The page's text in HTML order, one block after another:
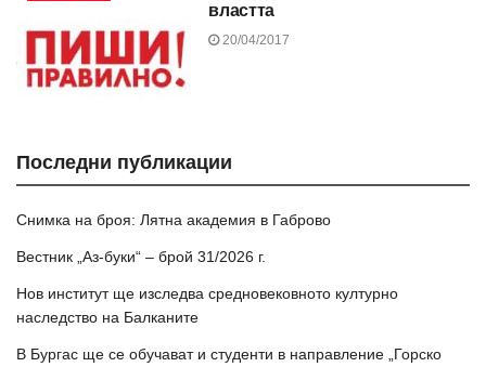
властта
20/04/2017
Последни публикации
Снимка на броя: Лятна академия в Габрово
Вестник „Аз-буки“ – брой 31/2026 г.
Нов институт ще изследва средновековното културно
наследство на Балканите
В Бургас ще се обучават и студенти в направление „Горско